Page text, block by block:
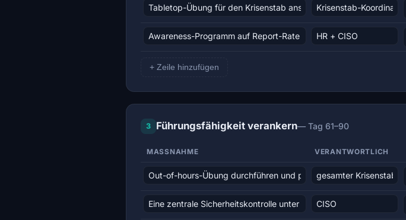
+ Zeile hinzufügen
3 Führungsfähigkeit verankern— Tag 61–90
MASSNAHME VERANTWORTLICH